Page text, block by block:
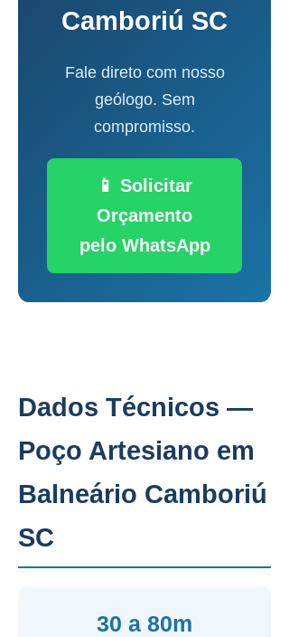
Camboriú SC
Fale direto com nosso
geólogo. Sem
compromisso.
📱 Solicitar
Orçamento
pelo WhatsApp
Dados Técnicos —
Poço Artesiano em
Balneário Camboriú
SC
30 a 80m